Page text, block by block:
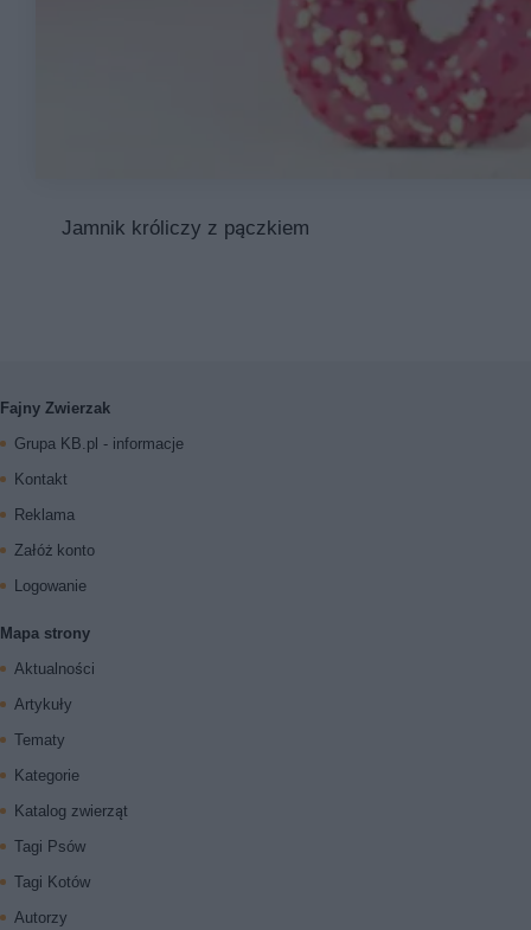
Jamnik króliczy z pączkiem
Fajny Zwierzak
Grupa KB.pl - informacje
Kontakt
Reklama
Załóż konto
Logowanie
Mapa strony
Aktualności
Artykuły
Tematy
Kategorie
Katalog zwierząt
Tagi Psów
Tagi Kotów
Autorzy